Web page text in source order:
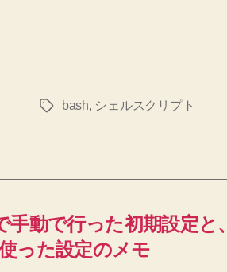
タ
bash, シェルスクリプト
動で行った初期設定と、
った設定のメモ